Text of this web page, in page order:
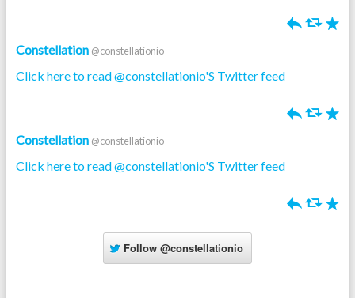
h J R
Constellation @constellationio
Click here to read @constellationio'S Twitter feed
h J R
Constellation @constellationio
Click here to read @constellationio'S Twitter feed
h J R
Follow @constellationio